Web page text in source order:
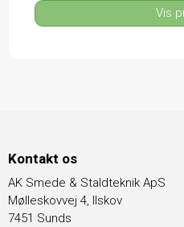
Vis
Kontakt os
AK Smede & Staldteknik ApS
Mølleskovvej 4, Ilskov
7451 Sunds